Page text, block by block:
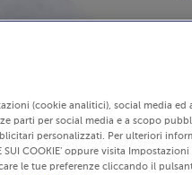
(cookie analitici), social media ed
parti per social media e a scopo
personalizzati. Per ulteriori
SUI COOKIE' oppure visita Impostazioni
le tue preferenze cliccando il